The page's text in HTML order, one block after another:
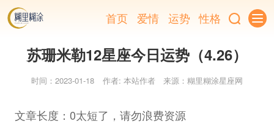
首页 爱情 运势 性格
苏珊米勒12星座今日运势（4.26）
时间：2023-01-18 作者: 本站作者 来源：糊里糊涂星座网
文章长度：0太短了，请勿浪费资源